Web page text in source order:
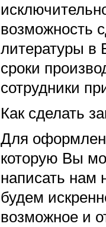
возможность
литературы в
сроки
сотрудники
Как сделать
Для
которую Вы
написать нам
будем
возможное и